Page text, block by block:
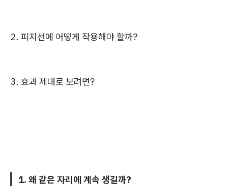
2. 피지선에 어떻게 작용해야 할까?
3. 효과 제대로 보려면?
1. 왜 같은 자리에 계속 생길까?